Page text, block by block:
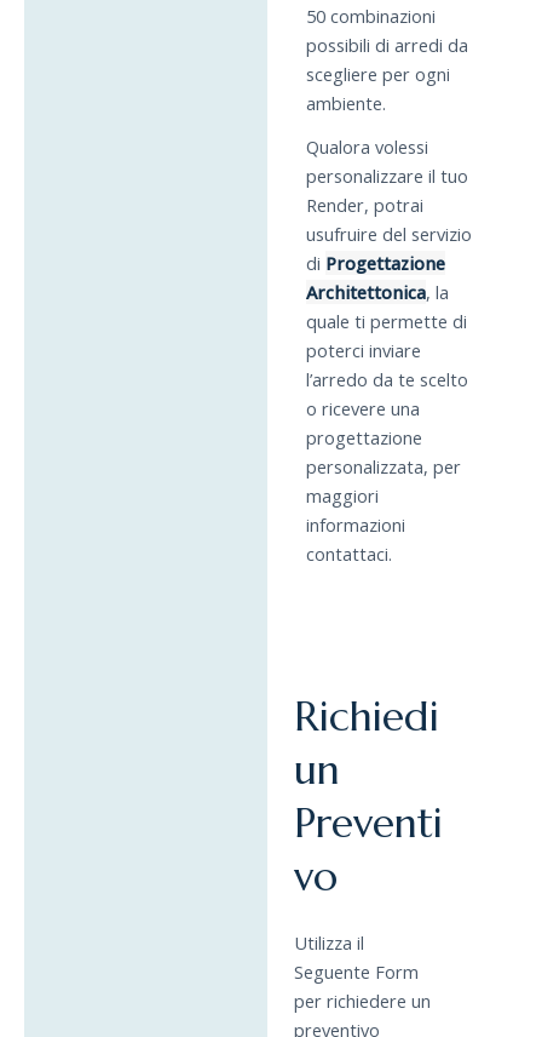
50 combinazioni
possibili di arredi da
scegliere per ogni
ambiente.
Qualora volessi
personalizzare il tuo
Render, potrai
usufruire del servizio
di Progettazione
Architettonica, la
quale ti permette di
poterci inviare
l’arredo da te scelto
o ricevere una
progettazione
personalizzata, per
maggiori
informazioni
contattaci.
Richiedi
un
Preventi
vo
Utilizza il
Seguente Form
per richiedere un
preventivo